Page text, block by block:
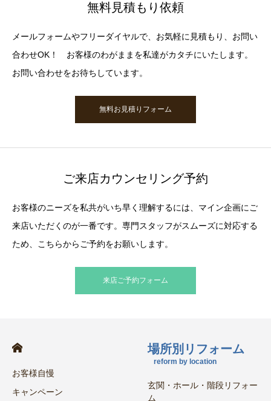
無料見積もり依頼
メールフォームやフリーダイヤルで、お気軽に見積もり、お問い
合わせOK！ お客様のわがままを私達がカタチにいたします。
お問い合わせをお待ちしています。
無料お見積りフォーム
ご来店カウンセリング予約
お客様のニーズを私共がいち早く理解するには、マイン企画にご
来店いただくのが一番です。専門スタッフがスムーズに対応する
ため、こちらからご予約をお願いします。
来店ご予約フォーム
お客様自慢
キャンペーン
場所別リフォーム
reform by location
玄関・ホール・階段リフォー
ム